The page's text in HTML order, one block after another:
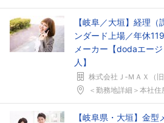
【岐阜／大垣】経理
ンダード上場／年休
メーカー【dodaエー
人】
株式会社Ｊ‐ＭＡＸ（
＜勤務地詳細＞本社住所
【岐阜県・大垣】金